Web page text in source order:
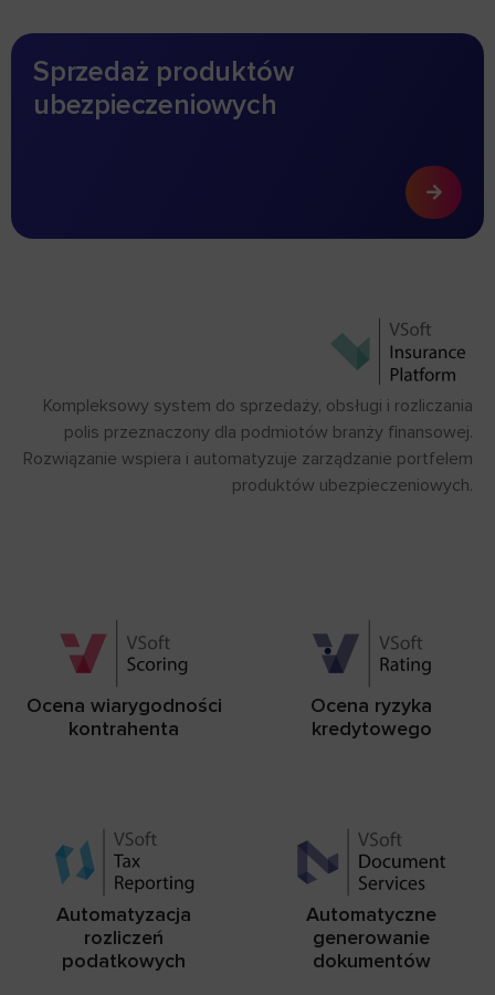
Sprzedaż produktów
ubezpieczeniowych
Kompleksowy system do sprzedaży, obsługi i rozliczania
polis przeznaczony dla podmiotów branży finansowej.
Rozwiązanie wspiera i automatyzuje zarządzanie portfelem
produktów ubezpieczeniowych.
Ocena wiarygodności
kontrahenta
Ocena ryzyka
kredytowego
Automatyzacja
rozliczeń
podatkowych
Automatyczne
generowanie
dokumentów